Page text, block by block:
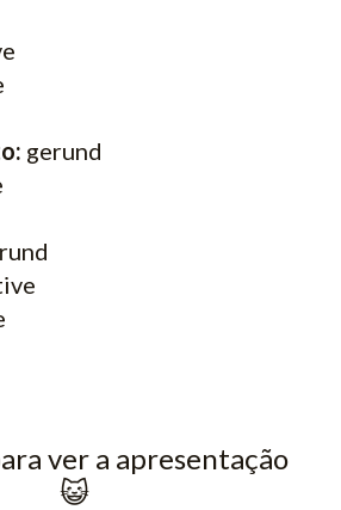
gerund
ver a apresentação
😺​